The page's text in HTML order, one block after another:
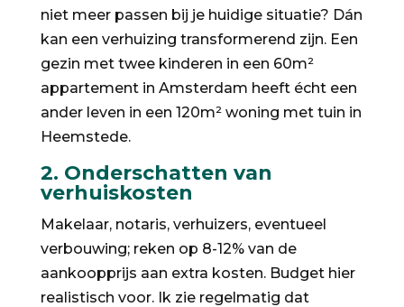
niet meer passen bij je huidige situatie? Dán
kan een verhuizing transformerend zijn. Een
gezin met twee kinderen in een 60m²
appartement in Amsterdam heeft écht een
ander leven in een 120m² woning met tuin in
Heemstede.
2. Onderschatten van
verhuiskosten
Makelaar, notaris, verhuizers, eventueel
verbouwing; reken op 8-12% van de
aankoopprijs aan extra kosten. Budget hier
realistisch voor. Ik zie regelmatig dat